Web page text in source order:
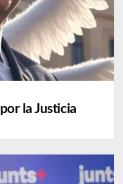
la Justicia